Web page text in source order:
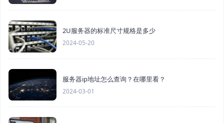
2U服务器的标准尺寸规格是多少
2024-05-20
服务器ip地址怎么查询？在哪里看？
2024-03-01